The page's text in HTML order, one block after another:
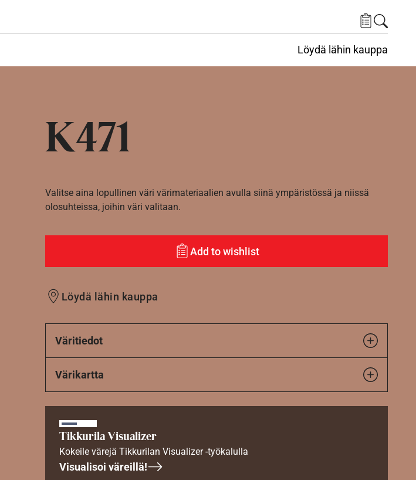
Löydä lähin kauppa
K471
Valitse aina lopullinen väri värimateriaalien avulla siinä ympäristössä ja niissä
olosuhteissa, joihin väri valitaan.
Add to wishlist
Löydä lähin kauppa
Väritiedot
Värikartta
Tikkurila Visualizer
Kokeile värejä Tikkurilan Visualizer -työkalulla
Visualisoi väreillä!